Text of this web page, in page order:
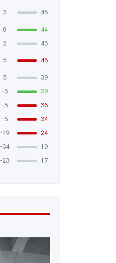
3 45
0
44
2 43
5 43
5
39
-3
39
-5
36
-5
34
-19
24
-34
19
-23 17